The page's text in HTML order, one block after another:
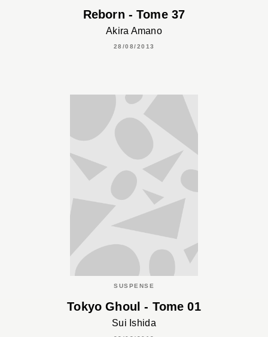
Reborn - Tome 37
Akira Amano
28/08/2013
SUSPENSE
Tokyo Ghoul - Tome 01
Sui Ishida